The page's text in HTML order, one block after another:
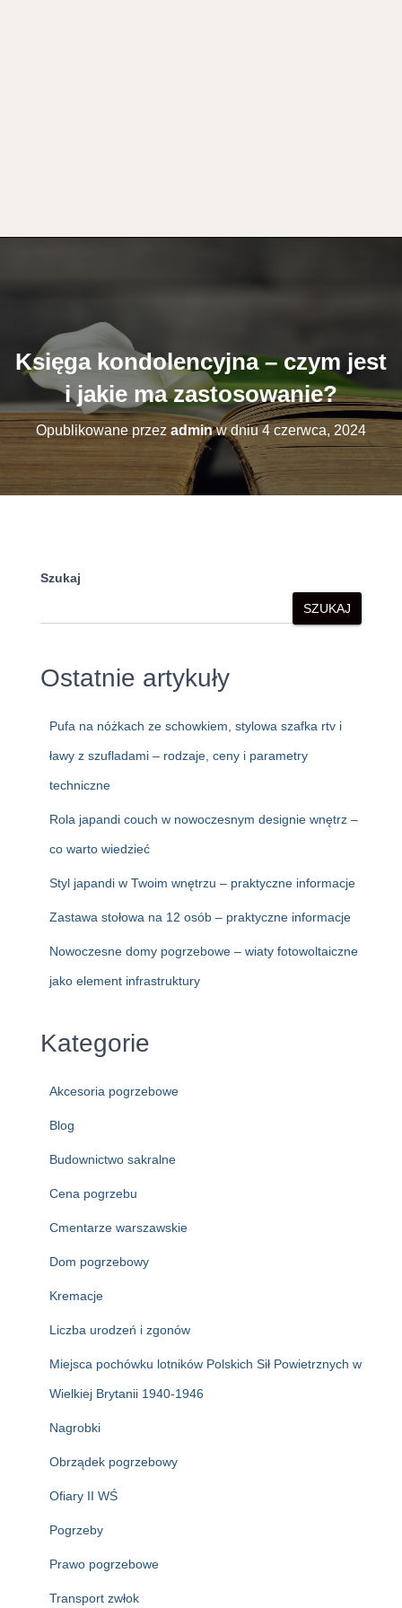
Księga kondolencyjna – czym jest
i jakie ma zastosowanie?
Opublikowane przez adminw dniu4 czerwca, 2024
Szukaj
SZUKAJ
Ostatnie artykuły
Pufa na nóżkach ze schowkiem, stylowa szafka rtv i
ławy z szufladami – rodzaje, ceny i parametry
techniczne
Rola japandi couch w nowoczesnym designie wnętrz –
co warto wiedzieć
Styl japandi w Twoim wnętrzu – praktyczne informacje
Zastawa stołowa na 12 osób – praktyczne informacje
Nowoczesne domy pogrzebowe – wiaty fotowoltaiczne
jako element infrastruktury
Kategorie
Akcesoria pogrzebowe
Blog
Budownictwo sakralne
Cena pogrzebu
Cmentarze warszawskie
Dom pogrzebowy
Kremacje
Liczba urodzeń i zgonów
Miejsca pochówku lotników Polskich Sił Powietrznych w
Wielkiej Brytanii 1940-1946
Nagrobki
Obrządek pogrzebowy
Ofiary II WŚ
Pogrzeby
Prawo pogrzebowe
Transport zwłok